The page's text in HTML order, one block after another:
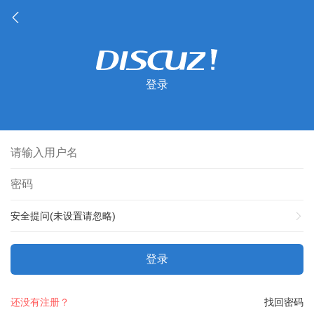
登录
安全提问(未设置请忽略)
登录
找回密码
还没有注册？